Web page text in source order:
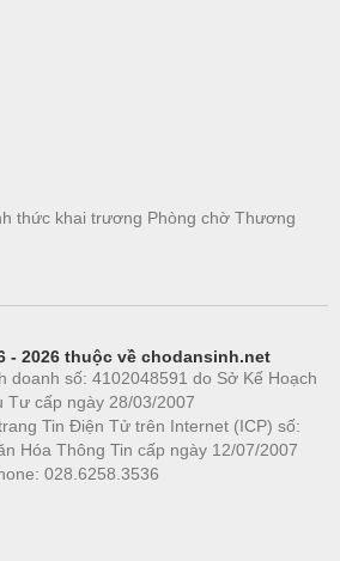
thức khai trương Phòng chờ Thương
- 2026 thuộc về chodansinh.net
doanh số: 4102048591 do Sở Kế Hoạch
Tư cấp ngày 28/03/2007
Tin Điện Tử trên Internet (ICP) số:
Hóa Thông Tin cấp ngày 12/07/2007
028.6258.3536